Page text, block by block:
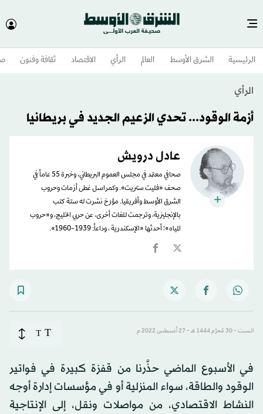
الرئيسية الشرق الأوسط​ العالم الرأي الاقتصاد ثقافة وفنون
الرأي
أزمة الوقود... تحدي الزعيم الجديد في بريطانيا
عادل درويش
صحافي معتمد في مجلس العموم البريطاني، وخبرة 55 عاماً في
صحف «فليت ستريت». وكمراسل غطى أزمات وحروب
الشرق الأوسط وأفريقيا. مؤرخ نشرت له ستة كتب
بالإنجليزية، وترجمت للغات أخرى، عن حربي الخليج، و«حروب
المياه»؛ أحدثها «الإسكندرية ، وداعاً: 1939-1960».
السبت - 30 مُحرَّم 1444 هـ - 27 أغسطس 2022 م T
T
في الأسبوع الماضي حذَّرنا من قفزة كبيرة في فواتير
الوقود والطاقة، سواء المنزلية أو في مؤسسات إدارة أوجه
النشاط الاقتصادي، من مواصلات ونقل، إلى الإنتاجية